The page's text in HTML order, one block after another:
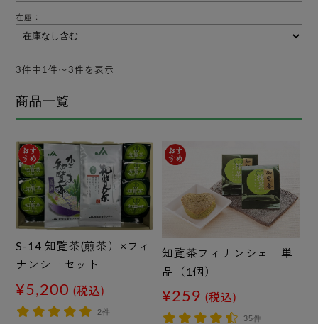
在庫：
3件中1件〜3件を表示
商品一覧
S-14 知覧茶(煎茶）×フィ
ナンシェセット
¥5,200 (税込)
2件
知覧茶フィナンシェ 単
品（1個）
¥259 (税込)
35件